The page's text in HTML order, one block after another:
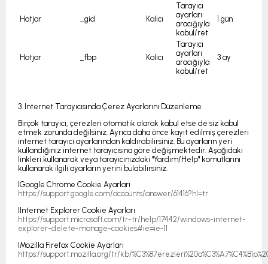
Hotjar _gid Kalıcı
Tarayıcı
ayarları
aracığıyla
kabul/ret
1 gün
Hotjar _fbp Kalıcı
Tarayıcı
ayarları
aracığıyla
kabul/ret
3 ay
3. Internet Tarayıcısında Çerez Ayarlarını Düzenleme
Birçok tarayıcı, çerezleri otomatik olarak kabul etse de siz kabul
etmek zorunda değilsiniz. Ayrıca daha önce kayıt edilmiş çerezleri
internet tarayıcı ayarlarından kaldırabilirsiniz. Bu ayarların yeri
kullandığınız internet tarayıcısına göre değişmektedir. Aşağıdaki
linkleri kullanarak veya tarayıcınızdaki "Yardım/Help" komutlarını
kullanarak ilgili ayarların yerini bulabilirsiniz.
lGoogle Chrome Cookie Ayarları
https://support.google.com/accounts/answer/61416?hl=tr
lInternet Explorer Cookie Ayarları
https://support.microsoft.com/tr-tr/help/17442/windows-internet-
explorer-delete-manage-cookies#ie=ie-11
lMozilla Firefox Cookie Ayarları
https://support.mozilla.org/tr/kb/